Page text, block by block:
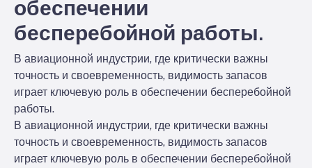
обеспечении
бесперебойной работы.
В авиационной индустрии, где критически важны
точность и своевременность, видимость запасов
играет ключевую роль в обеспечении бесперебойной
работы.
В авиационной индустрии, где критически важны
точность и своевременность, видимость запасов
играет ключевую роль в обеспечении бесперебойной